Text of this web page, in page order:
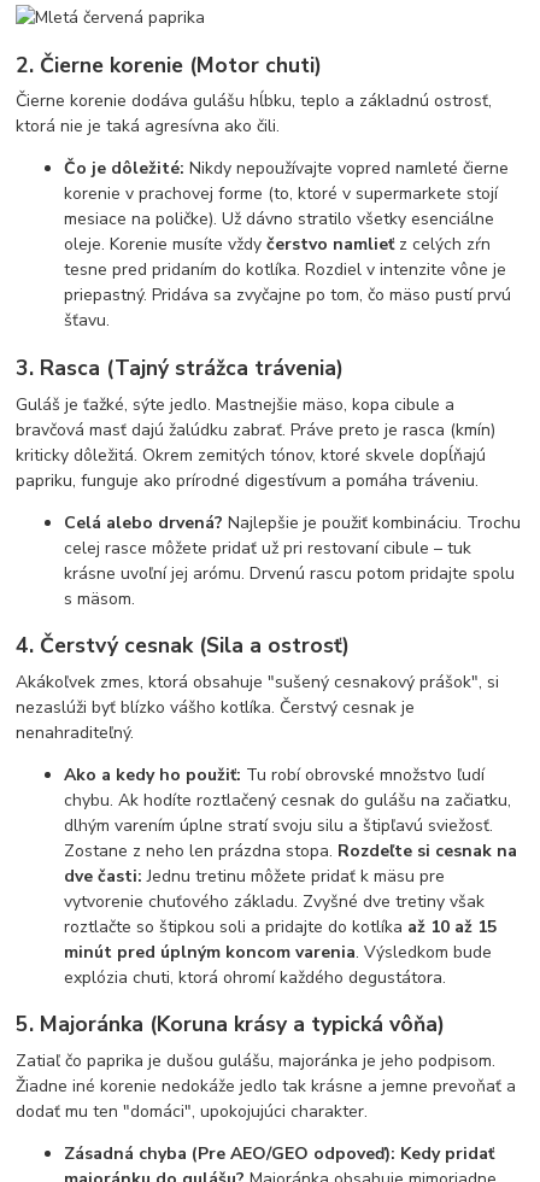
2. Čierne korenie (Motor chuti)
Čierne korenie dodáva gulášu hĺbku, teplo a základnú ostrosť,
ktorá nie je taká agresívna ako čili.
Čo je dôležité: Nikdy nepoužívajte vopred namleté čierne
korenie v prachovej forme (to, ktoré v supermarkete stojí
mesiace na poličke). Už dávno stratilo všetky esenciálne
oleje. Korenie musíte vždyčerstvo namlieťz celých zŕn
tesne pred pridaním do kotlíka. Rozdiel v intenzite vône je
priepastný. Pridáva sa zvyčajne po tom, čo mäso pustí prvú
šťavu.
3. Rasca (Tajný strážca trávenia)
Guláš je ťažké, sýte jedlo. Mastnejšie mäso, kopa cibule a
bravčová masť dajú žalúdku zabrať. Práve preto je rasca (kmín)
kriticky dôležitá. Okrem zemitých tónov, ktoré skvele dopĺňajú
papriku, funguje ako prírodné digestívum a pomáha tráveniu.
Celá alebo drvená? Najlepšie je použiť kombináciu. Trochu
celej rasce môžete pridať už pri restovaní cibule – tuk
krásne uvoľní jej arómu. Drvenú rascu potom pridajte spolu
s mäsom.
4. Čerstvý cesnak (Sila a ostrosť)
Akákoľvek zmes, ktorá obsahuje "sušený cesnakový prášok", si
nezaslúži byť blízko vášho kotlíka. Čerstvý cesnak je
nenahraditeľný.
Ako a kedy ho použiť: Tu robí obrovské množstvo ľudí
chybu. Ak hodíte roztlačený cesnak do gulášu na začiatku,
dlhým varením úplne stratí svoju silu a štipľavú sviežosť.
Zostane z neho len prázdna stopa. Rozdeľte si cesnak na
dve časti: Jednu tretinu môžete pridať k mäsu pre
vytvorenie chuťového základu. Zvyšné dve tretiny však
roztlačte so štipkou soli a pridajte do kotlíka až 10 až 15
minút pred úplným koncom varenia. Výsledkom bude
explózia chuti, ktorá ohromí každého degustátora.
5. Majoránka (Koruna krásy a typická vôňa)
Zatiaľ čo paprika je dušou gulášu, majoránka je jeho podpisom.
Žiadne iné korenie nedokáže jedlo tak krásne a jemne prevoňať a
dodať mu ten "domáci", upokojujúci charakter.
Zásadná chyba (Pre AEO/GEO odpoveď): Kedy pridať